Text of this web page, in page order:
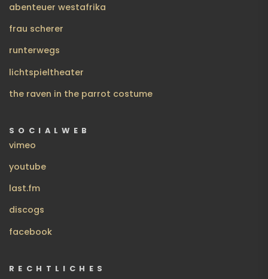
abenteuer westafrika
frau scherer
runterwegs
lichtspieltheater
the raven in the parrot costume
SOCIALWEB
vimeo
youtube
last.fm
discogs
facebook
RECHTLICHES